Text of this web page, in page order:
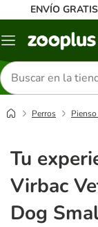
ENVÍO
Menú
Buscar
productos
Perros
Tu
Virbac
Dog